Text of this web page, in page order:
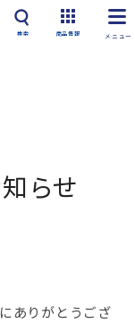
検索 商品情報
らせ
ありがとうござ